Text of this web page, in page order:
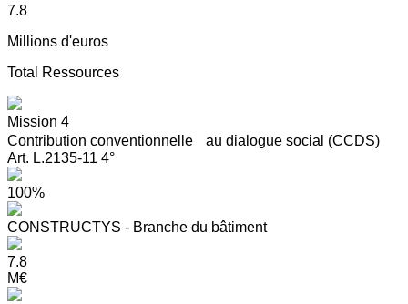
7.8
Millions d'euros
Total Ressources
Mission 4
Contribution conventionnelle au dialogue social (CCDS)
Art. L.2135-11 4°
100%
CONSTRUCTYS - Branche du bâtiment
7.8
M€